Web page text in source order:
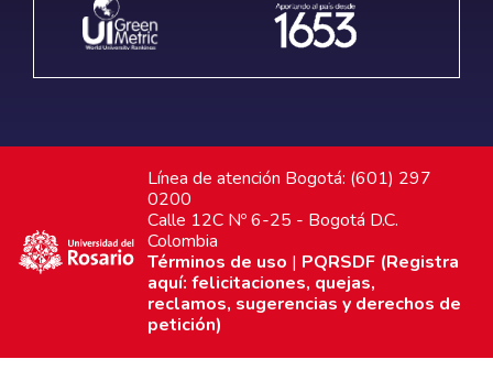
Línea de atención Bogotá: (601) 297
0200
Calle 12C Nº 6-25 - Bogotá D.C.
Colombia
Términos de uso | PQRSDF (Registra
aquí: felicitaciones, quejas,
reclamos, sugerencias y derechos de
petición)